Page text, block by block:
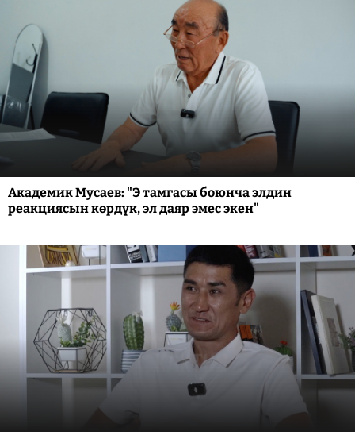
Академик Мусаев: "Э тамгасы боюнча элдин
реакциясын көрдүк, эл даяр эмес экен"